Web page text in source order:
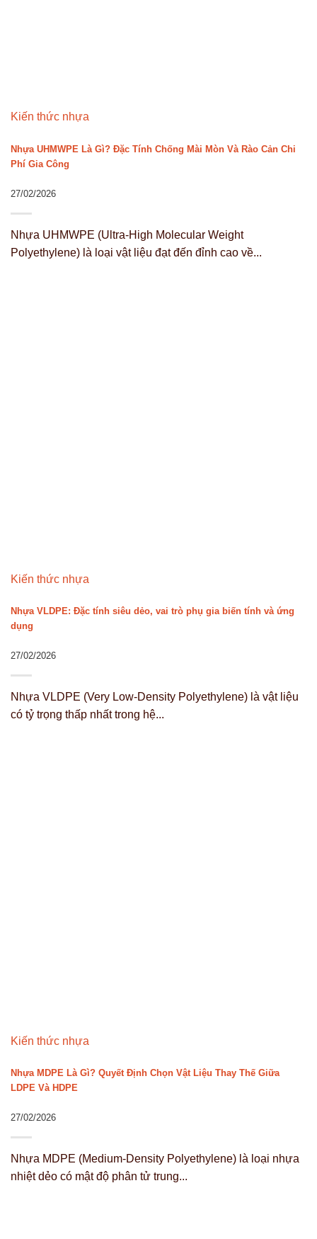
Kiến thức nhựa
Nhựa UHMWPE Là Gì? Đặc Tính Chống Mài Mòn Và Rào Cản Chi
Phí Gia Công
27/02/2026
Nhựa UHMWPE (Ultra-High Molecular Weight
Polyethylene) là loại vật liệu đạt đến đỉnh cao về...
Kiến thức nhựa
Nhựa VLDPE: Đặc tính siêu dẻo, vai trò phụ gia biến tính và ứng
dụng
27/02/2026
Nhựa VLDPE (Very Low-Density Polyethylene) là vật liệu
có tỷ trọng thấp nhất trong hệ...
Kiến thức nhựa
Nhựa MDPE Là Gì? Quyết Định Chọn Vật Liệu Thay Thế Giữa
LDPE Và HDPE
27/02/2026
Nhựa MDPE (Medium-Density Polyethylene) là loại nhựa
nhiệt dẻo có mật độ phân tử trung...